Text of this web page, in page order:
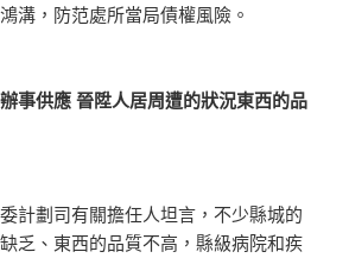
溝，防范處所當局債權風險。
供應 晉陞人居周遭的狀況東西的品
劃司有關擔任人坦言，不少縣城的
乏、東西的品質不高，縣級病院和疾